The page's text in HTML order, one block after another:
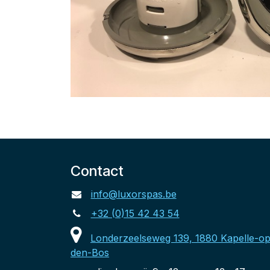
Contact
info@luxorspas.be
+32 (0)15 42 43 54
Londerzeelseweg 139, 1880 Kapelle-
den-Bos